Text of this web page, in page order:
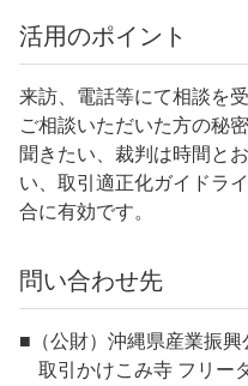
活用のポイント
来訪、電話等にて相談を
ご相談いただいた方の秘
聞きたい、裁判は時間と
い、取引適正化ガイドラ
合に有効です。
問い合わせ先
■（公財）沖縄県産業振
取引かけこみ寺 フリー